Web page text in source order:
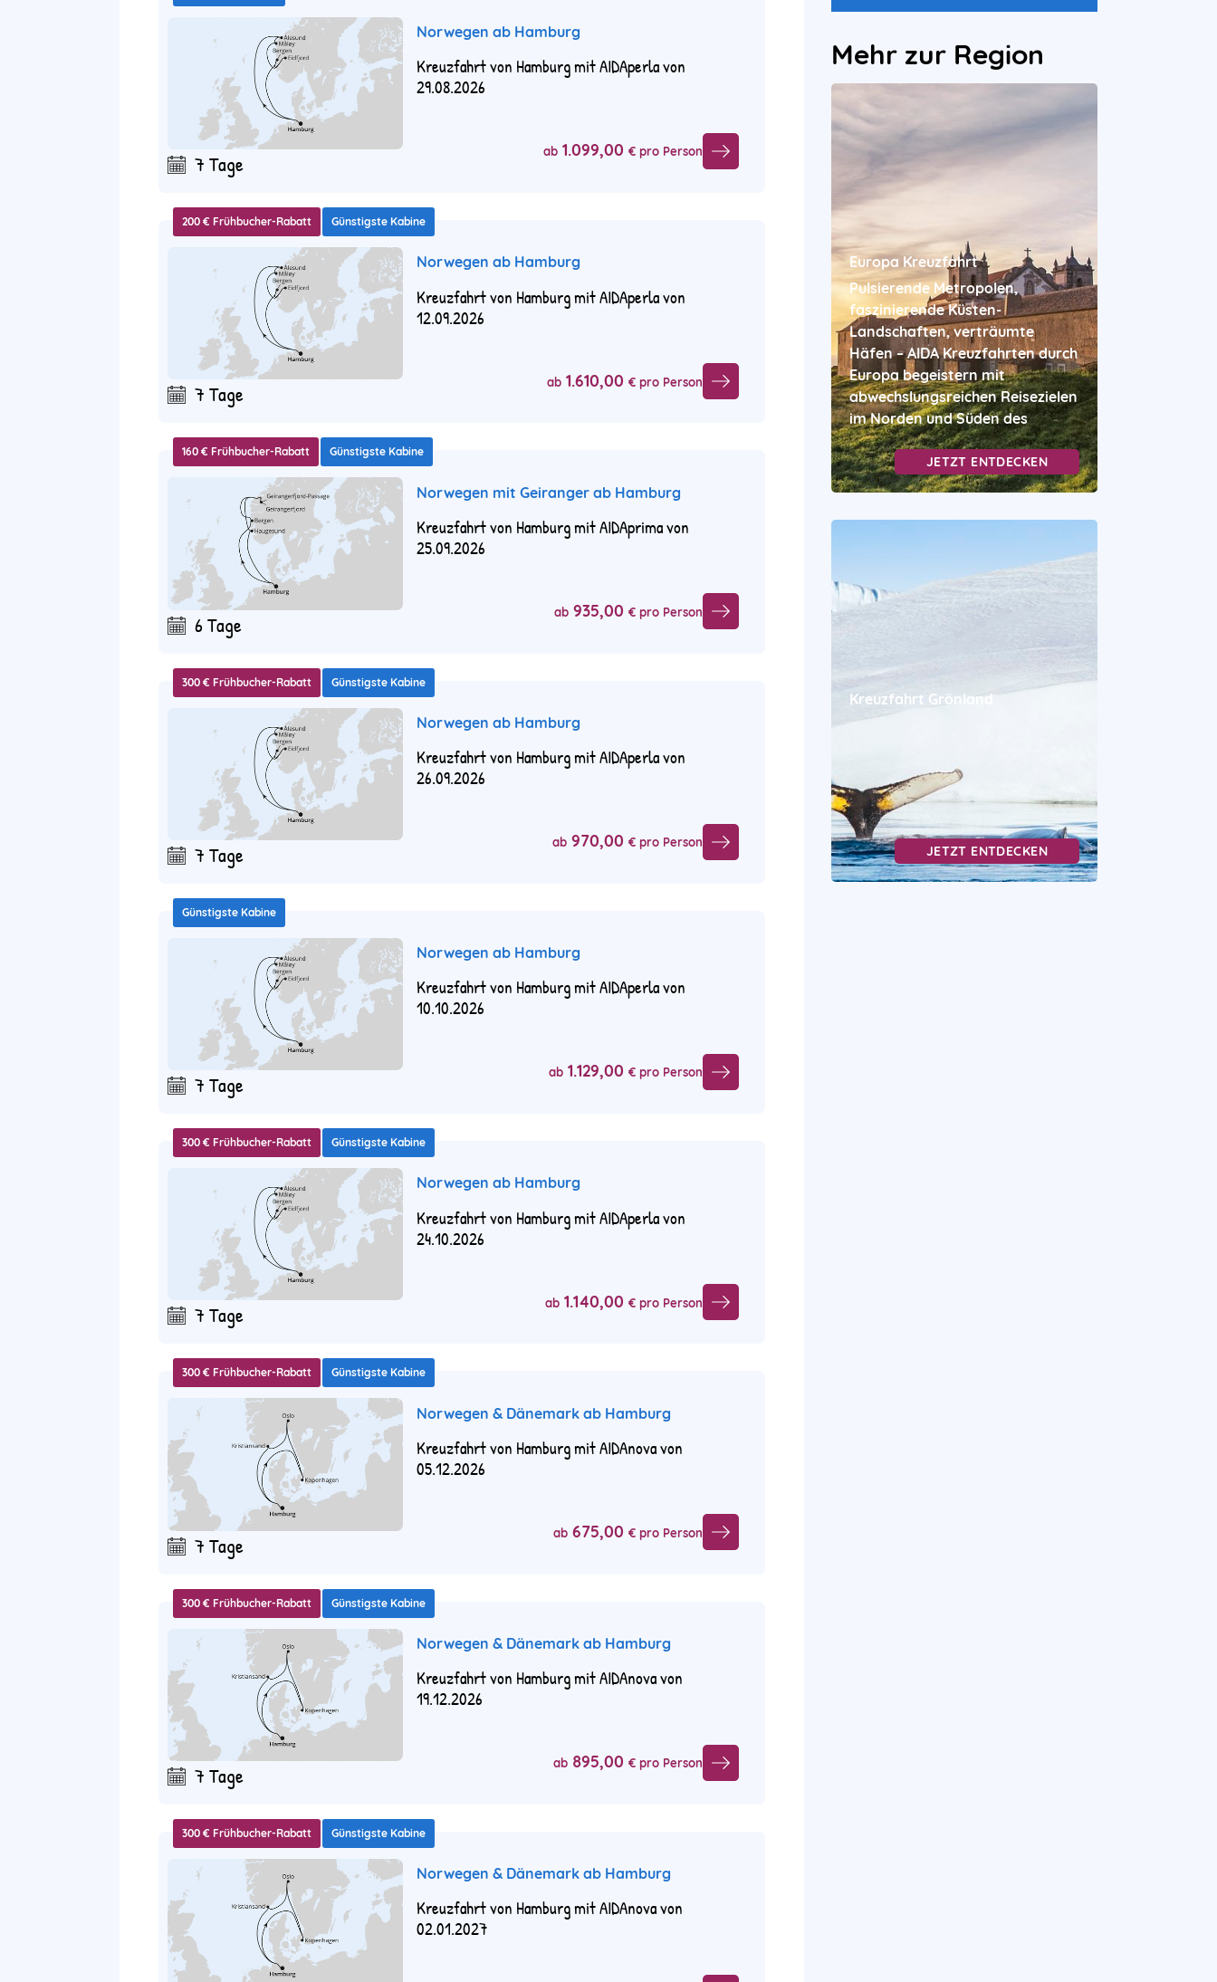
7 Tage
Norwegen ab Hamburg
Kreuzfahrt von Hamburg mit AIDAperla von
29.08.2026
ab 1.099,00 € pro Person
200 € Frühbucher-Rabatt Günstigste Kabine
7 Tage
Norwegen ab Hamburg
Kreuzfahrt von Hamburg mit AIDAperla von
12.09.2026
ab 1.610,00 € pro Person
160 € Frühbucher-Rabatt Günstigste Kabine
6 Tage
Norwegen mit Geiranger ab Hamburg
Kreuzfahrt von Hamburg mit AIDAprima von
25.09.2026
ab 935,00 € pro Person
300 € Frühbucher-Rabatt Günstigste Kabine
7 Tage
Norwegen ab Hamburg
Kreuzfahrt von Hamburg mit AIDAperla von
26.09.2026
ab 970,00 € pro Person
Günstigste Kabine
7 Tage
Norwegen ab Hamburg
Kreuzfahrt von Hamburg mit AIDAperla von
10.10.2026
ab 1.129,00 € pro Person
300 € Frühbucher-Rabatt Günstigste Kabine
7 Tage
Norwegen ab Hamburg
Kreuzfahrt von Hamburg mit AIDAperla von
24.10.2026
ab 1.140,00 € pro Person
300 € Frühbucher-Rabatt Günstigste Kabine
7 Tage
Norwegen & Dänemark ab Hamburg
Kreuzfahrt von Hamburg mit AIDAnova von
05.12.2026
ab 675,00 € pro Person
300 € Frühbucher-Rabatt Günstigste Kabine
7 Tage
Norwegen & Dänemark ab Hamburg
Kreuzfahrt von Hamburg mit AIDAnova von
19.12.2026
ab 895,00 € pro Person
300 € Frühbucher-Rabatt Günstigste Kabine
Norwegen & Dänemark ab Hamburg
Kreuzfahrt von Hamburg mit AIDAnova von
02.01.2027
Mehr zur Region
Europa Kreuzfahrt
Pulsierende Metropolen,
faszinierende Küsten-
Landschaften, verträumte
Häfen – AIDA Kreuzfahrten durch
Europa begeistern mit
abwechslungsreichen Reisezielen
im Norden und Süden des
JETZT ENTDECKEN
Kreuzfahrt Grönland
JETZT ENTDECKEN